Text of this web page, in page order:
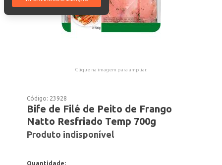
Clique na imagem para ampliar.
Código: 23928
Bife de Filé de Peito de Frango
Natto Resfriado Temp 700g
Produto indisponível
Quantidade: